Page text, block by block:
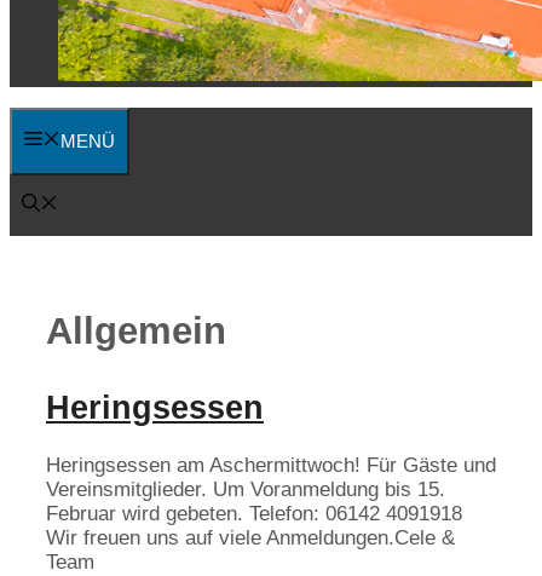
MENÜ
Allgemein
Heringsessen
Heringsessen am Aschermittwoch! Für Gäste und
Vereinsmitglieder. Um Voranmeldung bis 15.
Februar wird gebeten. Telefon: 06142 4091918
Wir freuen uns auf viele Anmeldungen.Cele &
Team